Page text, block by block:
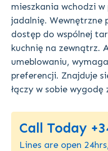
mieszkania wchodzi
jadalnię. Wewnętrzne
dostęp do wspólnej
kuchnię na zewnątrz.
umeblowaniu,
preferencji. Znajduje
łączy w sobie
Call Today
Lines are open